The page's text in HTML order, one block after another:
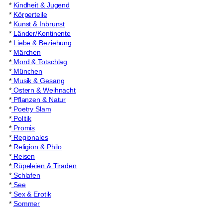
* Kindheit & Jugend
* Körperteile
* Kunst & Inbrunst
* Länder/Kontinente
* Liebe & Beziehung
* Märchen
*Mord & Totschlag
*München
*Musik & Gesang
*Ostern & Weihnacht
*Pflanzen & Natur
*Poetry Slam
*Politik
*Promis
*Regionales
*Religion & Philo
*Reisen
*Rüpeleien & Tiraden
*Schlafen
*See
*Sex & Erotik
* Sommer